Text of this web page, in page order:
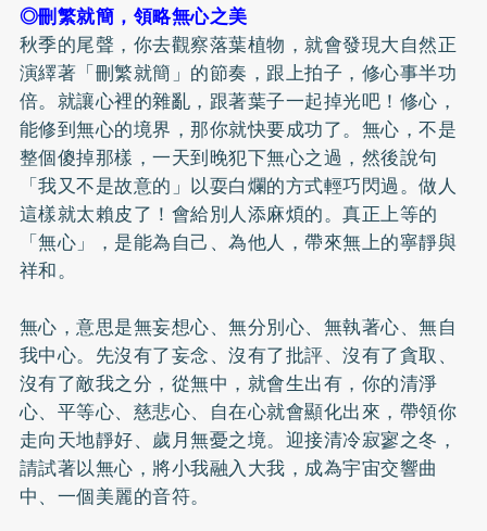
◎刪繁就簡，領略無心之美
秋季的尾聲，你去觀察落葉植物，就會發現大自然正
演繹著「刪繁就簡」的節奏，跟上拍子，修心事半功
倍。就讓心裡的雜亂，跟著葉子一起掉光吧！修心，
能修到無心的境界，那你就快要成功了。無心，不是
整個傻掉那樣，一天到晚犯下無心之過，然後說句
「我又不是故意的」以耍白爛的方式輕巧閃過。做人
這樣就太賴皮了！會給別人添麻煩的。真正上等的
「無心」，是能為自己、為他人，帶來無上的寧靜與
祥和。
無心，意思是無妄想心、無分別心、無執著心、無自
我中心。先沒有了妄念、沒有了批評、沒有了貪取、
沒有了敵我之分，從無中，就會生出有，你的清淨
心、平等心、慈悲心、自在心就會顯化出來，帶領你
走向天地靜好、歲月無憂之境。迎接清冷寂寥之冬，
請試著以無心，將小我融入大我，成為宇宙交響曲
中、一個美麗的音符。